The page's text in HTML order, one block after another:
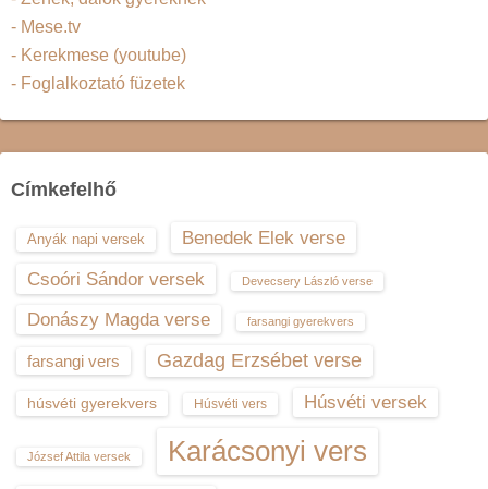
- Mese.tv
- Kerekmese (youtube)
- Foglalkoztató füzetek
Címkefelhő
Anyák napi versek
Benedek Elek verse
Csoóri Sándor versek
Devecsery László verse
Donászy Magda verse farsangi gyerekvers
farsangi vers Gazdag Erzsébet verse
húsvéti gyerekvers Húsvéti vers Húsvéti versek
József Attila versek Karácsonyi vers